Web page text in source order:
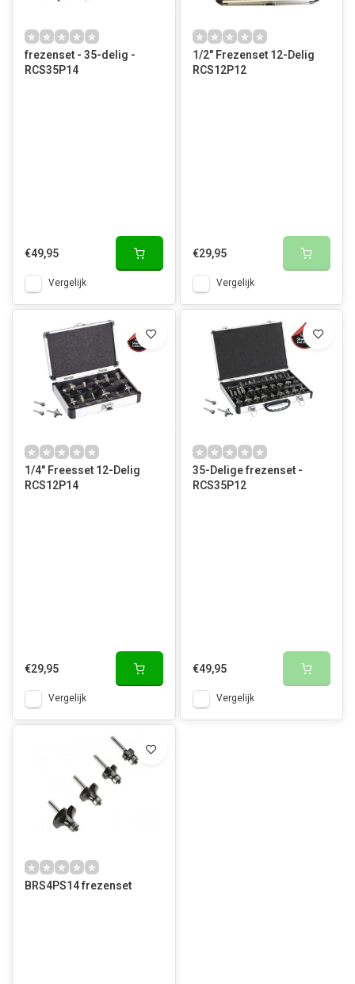
frezenset - 35-delig -
RCS35P14
€49,95
Vergelijk
1/2" Frezenset 12-Delig
RCS12P12
€29,95
Vergelijk
1/4" Freesset 12-Delig
RCS12P14
€29,95
Vergelijk
35-Delige frezenset -
RCS35P12
€49,95
Vergelijk
BRS4PS14 frezenset